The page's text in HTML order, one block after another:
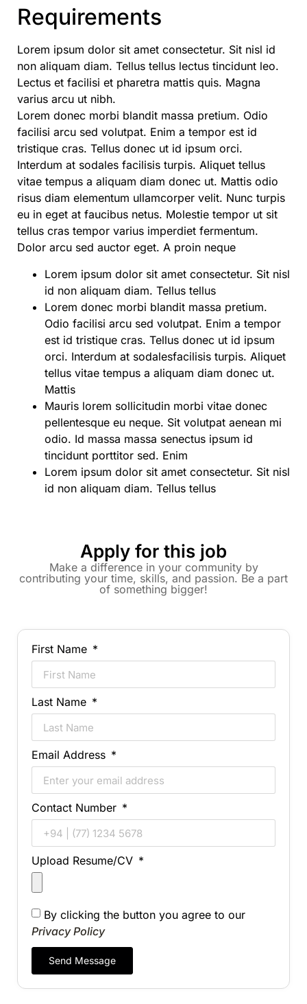
Requirements
Lorem ipsum dolor sit amet consectetur. Sit nisl id
non aliquam diam. Tellus tellus lectus tincidunt leo.
Lectus et facilisi et pharetra mattis quis. Magna
varius arcu ut nibh.
Lorem donec morbi blandit massa pretium. Odio
facilisi arcu sed volutpat. Enim a tempor est id
tristique cras. Tellus donec ut id ipsum orci.
Interdum at sodales facilisis turpis. Aliquet tellus
vitae tempus a aliquam diam donec ut. Mattis odio
risus diam elementum ullamcorper velit. Nunc turpis
eu in eget at faucibus netus. Molestie tempor ut sit
tellus cras tempor varius imperdiet fermentum.
Dolor arcu sed auctor eget. A proin neque
Lorem ipsum dolor sit amet consectetur. Sit nisl
id non aliquam diam. Tellus tellus
Lorem donec morbi blandit massa pretium.
Odio facilisi arcu sed volutpat. Enim a tempor
est id tristique cras. Tellus donec ut id ipsum
orci. Interdum at sodalesfacilisis turpis. Aliquet
tellus vitae tempus a aliquam diam donec ut.
Mattis
Mauris lorem sollicitudin morbi vitae donec
pellentesque eu neque. Sit volutpat aenean mi
odio. Id massa massa senectus ipsum id
tincidunt porttitor sed. Enim
Lorem ipsum dolor sit amet consectetur. Sit nisl
id non aliquam diam. Tellus tellus
Apply for this job
Make a difference in your community by
contributing your time, skills, and passion. Be a part
of something bigger!
First Name
Last Name
Email Address
Contact Number
Upload Resume/CV
By clicking the button you agree to our
Privacy Policy
Send Message